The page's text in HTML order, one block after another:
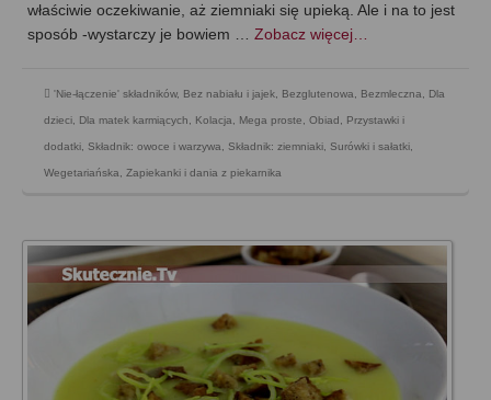
właściwie oczekiwanie, aż ziemniaki się upieką. Ale i na to jest
sposób -wystarczy je bowiem … Zobacz więcej…
'Nie-łączenie' składników, Bez nabiału i jajek, Bezglutenowa, Bezmleczna, Dla
dzieci, Dla matek karmiących, Kolacja, Mega proste, Obiad, Przystawki i
dodatki, Składnik: owoce i warzywa, Składnik: ziemniaki, Surówki i sałatki,
Wegetariańska, Zapiekanki i dania z piekarnika